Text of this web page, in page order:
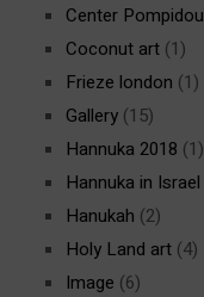
Center Pompidou
Coconut art (1)
Frieze london (1)
Gallery (15)
Hannuka 2018 (1)
Hannuka in Israel
Hanukah (2)
Holy Land art (4)
Image (6)